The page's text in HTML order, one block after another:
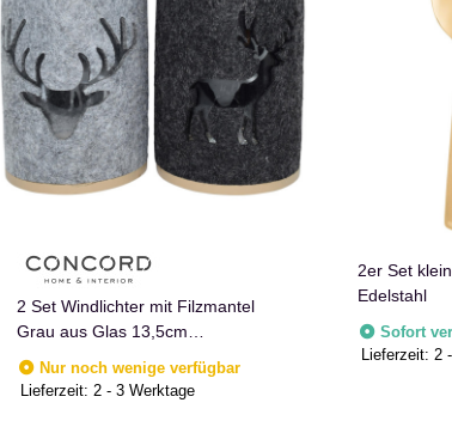
2 Set Windlichter mit Filzmantel
Grau aus Glas 13,5cm
Kerzenhalter
Nur noch wenige verfügbar
Lieferzeit: 2 - 3 Werktage
2er Set
Edelstahl
Sofort
Lieferzeit: 2